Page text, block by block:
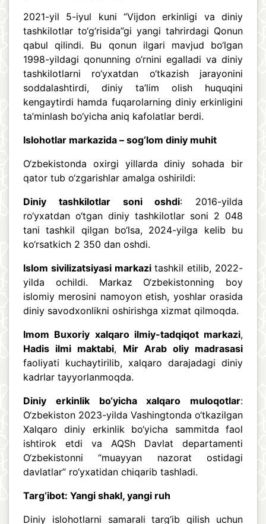
2021-yil 5-iyul kuni “Vijdon erkinligi va diniy
tashkilotlar to‘g‘risida”gi yangi tahrirdagi Qonun
qabul qilindi. Bu qonun ilgari mavjud bo‘lgan
1998-yildagi qonunning o‘rnini egalladi va diniy
tashkilotlarni ro‘yxatdan o‘tkazish jarayonini
soddalashtirdi, diniy ta’lim olish huquqini
kengaytirdi hamda fuqarolarning diniy erkinligini
ta’minlash bo‘yicha aniq kafolatlar berdi.
Islohotlar markazida – sog‘lom diniy muhit
O‘zbekistonda oxirgi yillarda diniy sohada bir
qator tub o‘zgarishlar amalga oshirildi:
Diniy tashkilotlar soni oshdi: 2016-yilda
ro‘yxatdan o‘tgan diniy tashkilotlar soni 2 048
tani tashkil qilgan bo‘lsa, 2024-yilga kelib bu
ko‘rsatkich 2 350 dan oshdi.
Islom sivilizatsiyasi markazitashkil etilib, 2022-
yilda ochildi. Markaz O‘zbekistonning boy
islomiy merosini namoyon etish, yoshlar orasida
diniy savodxonlikni oshirishga xizmat qilmoqda.
Imom Buxoriy xalqaro ilmiy-tadqiqot markazi,
Hadis ilmi maktabi, Mir Arab oliy madrasasi
faoliyati kuchaytirilib, xalqaro darajadagi diniy
kadrlar tayyorlanmoqda.
Diniy erkinlik bo‘yicha xalqaro muloqotlar:
O‘zbekiston 2023-yilda Vashingtonda o‘tkazilgan
Xalqaro diniy erkinlik bo‘yicha sammitda faol
ishtirok etdi va AQSh Davlat departamenti
O‘zbekistonni “muayyan nazorat ostidagi
davlatlar” ro‘yxatidan chiqarib tashladi.
Targ‘ibot: Yangi shakl, yangi ruh
Diniy islohotlarni samarali targ‘ib qilish uchun